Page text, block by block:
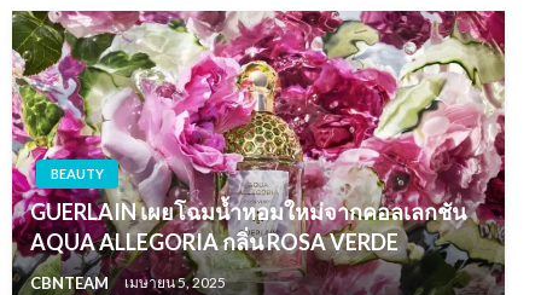
BEAUTY
GUERLAIN เผยโฉมน้ำหอมใหม่จากคอลเลกชัน
AQUA ALLEGORIA กลิ่น ROSA VERDE
CBNTEAM เมษายน 5, 2025